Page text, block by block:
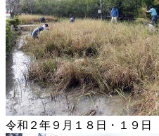
令和２年９月１８日・１９